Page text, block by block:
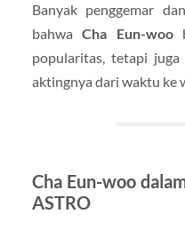
Banyak penggemar
bahwaCha Eun-woo
popularitas, tetapi
aktingnya dari waktu ke
Cha Eun-woo
ASTRO